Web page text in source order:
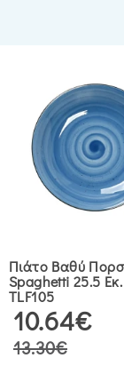
Πιάτο Βαθύ
Spaghetti 25.5
TLF105
10.64€
13.30€